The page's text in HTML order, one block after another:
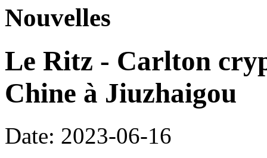
Nouvelles
Le Ritz - Carlton
Chine à Jiuzhaigou
Date: 2023-06-16